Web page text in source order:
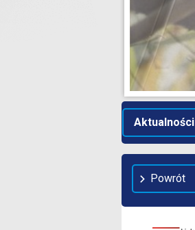
Aktualności
Powrót